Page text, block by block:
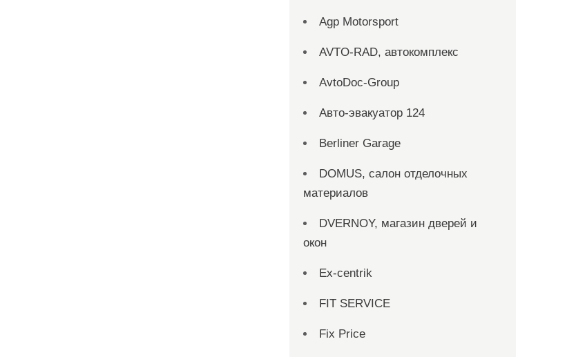
Agp Motorsport
AVTO-RAD, автокомплекс
AvtoDoc-Group
Aвто-эвакуатор 124
Berliner Garage
DOMUS, салон отделочных
материалов
DVERNOY, магазин дверей и
окон
Ex-centrik
FIT SERVICE
Fix Price